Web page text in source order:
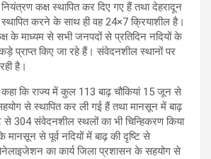
कक्ष स्थापित कर दिए गए हैं तथा देहरादून
स्थापित करने के साथ ही वह 24×7 क्रियाशील है।
के माध्यम से सभी जनपदों से प्रतिदिन नदियों के
प्राप्त किए जा रहे हैं। संवेदनशील स्थानों पर
है।
कहा कि राज्य में कुल 113 बाढ़ चौकियां 15 जून से
से स्थापित कर ली गई हैं तथा मानसून में बाढ़
से 304 संवेदनशील स्थलों का भी चिन्हिकरण किया
मानसून से पूर्व नदियों में बाढ़ की दृष्टि से
का कार्य जिला प्रशासन के सहयोग से